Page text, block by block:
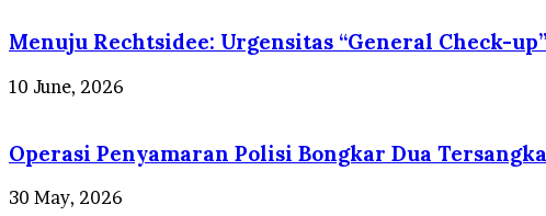
Menuju Rechtsidee: Urgensitas “General Check-
10 June, 2026
Operasi Penyamaran Polisi Bongkar Dua
30 May, 2026